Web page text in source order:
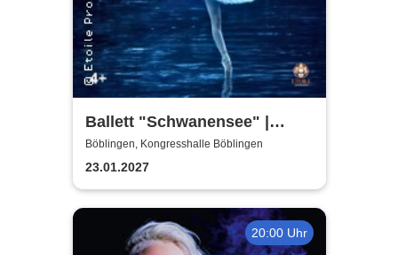
Ballett "Schwanensee" |
Klassisches Etoile Ballett
Böblingen, Kongresshalle Böblingen
23.01.2027
20:00 Uhr